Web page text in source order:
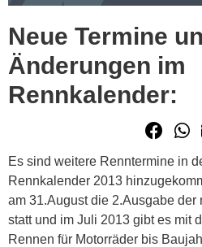
Neue Termine
Änderungen im
Rennkalender:
Es sind weitere Renntermine in
Rennkalender 2013
am 31.August die 2.Ausgabe der
statt und im Juli 2013 gibt es mit
Rennen für Motorräder bis